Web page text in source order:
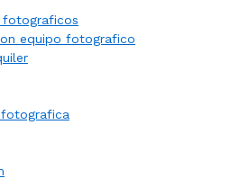
fotograficos
equipo fotografico